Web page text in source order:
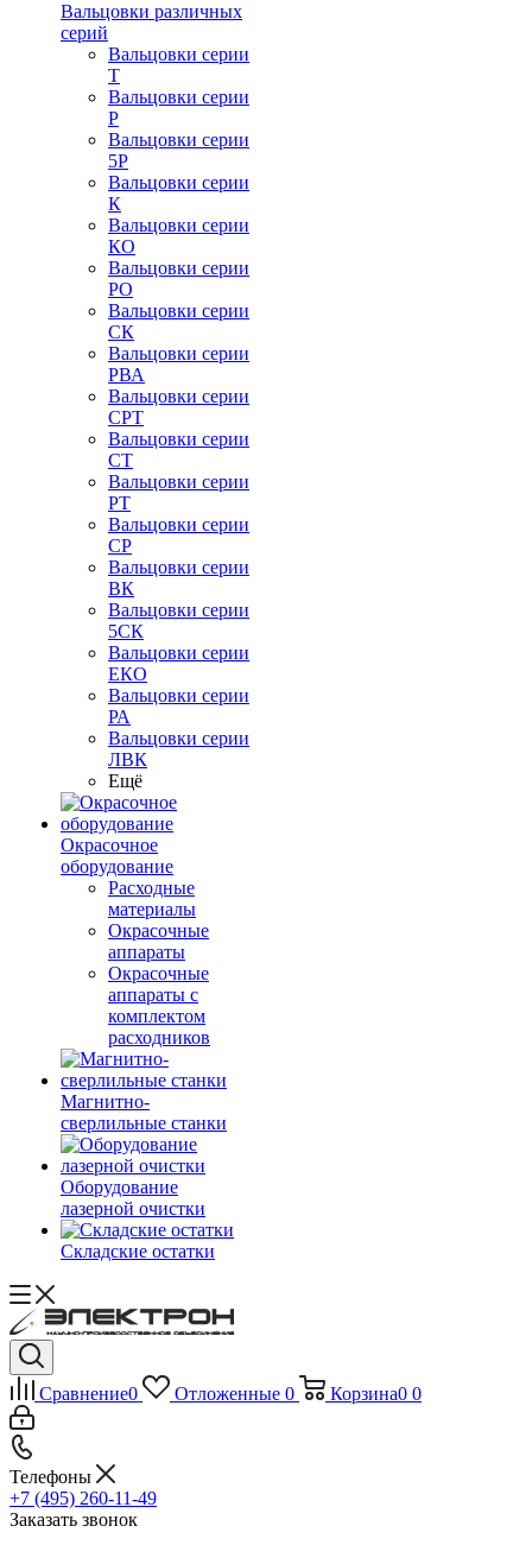
Вальцовки различных
серий
Вальцовки серии
Т
Вальцовки серии
Р
Вальцовки серии
5Р
Вальцовки серии
К
Вальцовки серии
КО
Вальцовки серии
РО
Вальцовки серии
СК
Вальцовки серии
РВА
Вальцовки серии
СРТ
Вальцовки серии
СТ
Вальцовки серии
РТ
Вальцовки серии
СР
Вальцовки серии
ВК
Вальцовки серии
5СК
Вальцовки серии
ЕКО
Вальцовки серии
РА
Вальцовки серии
ЛВК
Ещё
Окрасочное
оборудование
Расходные
материалы
Окрасочные
аппараты
Окрасочные
аппараты с
комплектом
расходников
Магнитно-
сверлильные станки
Оборудование
лазерной очистки
Складские остатки
Сравнение0 Отложенные 0 Корзина0 0
Телефоны
+7 (495) 260-11-49
Заказать звонок